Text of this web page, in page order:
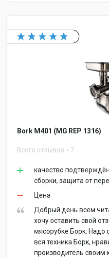
Bork M401 (MG REP 1316)
Всего отзывов 7
качество
сборки, защита от
Цена
Добрый день всем
хочу оставить свой
мясорубке Борк. Надо
вся техника Борк,
производитель своим